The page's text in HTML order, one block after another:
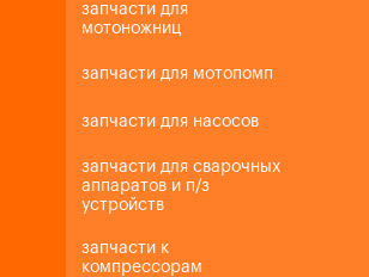
запчасти для
мотоножниц
запчасти для мотопомп
запчасти для насосов
запчасти для сварочных
аппаратов и п/з
устройств
запчасти к
компрессорам